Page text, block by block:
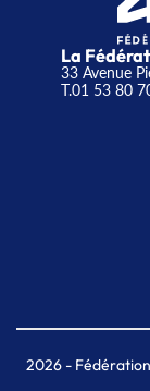
La
33 Avenue
T.01 53 80
2026- Fédération